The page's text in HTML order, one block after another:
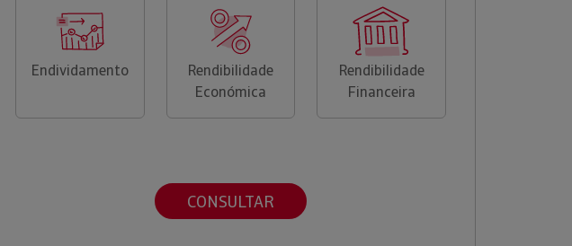
Endividamento
Rendibilidade
Económica
Rendibilidade
Financeira
CONSULTAR